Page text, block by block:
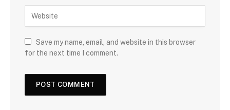
Save my name, email, and website in this browser
for the next time I comment.